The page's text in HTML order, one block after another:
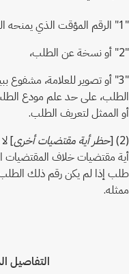
"1" الرقم المؤقت الذي يمنحه المكتب للطلب، إن وجد،
"2" أو نسخة عن الطلب،
"3" أو تصوير للعلامة، مشفوع
الطلب، على حد علم مودع
أو الممثل لتعريف الطلب.
(2) [
حظر أية مقتضيات أخرى]
طلب إذا لم يكن رقم ذلك
ممثله.
التفاصيل